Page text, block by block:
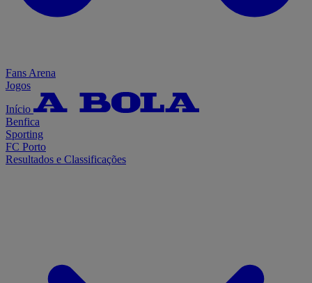
Fans Arena
Jogos
Início
Benfica
Sporting
FC Porto
Resultados e Classificações